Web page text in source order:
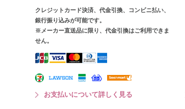
クレジットカード決済、代金引換、コンビニ払い、
銀行振り込みが可能です。
※メーカー直送品に限り、代金引換はご利用できま
せん。
お支払いについて詳しく見る